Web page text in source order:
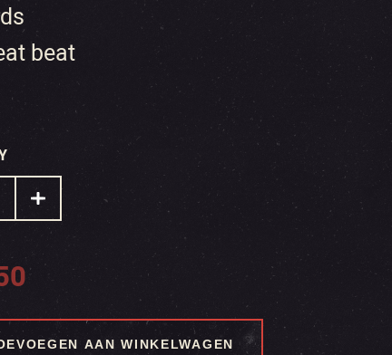
beat
AAN WINKELWAGEN